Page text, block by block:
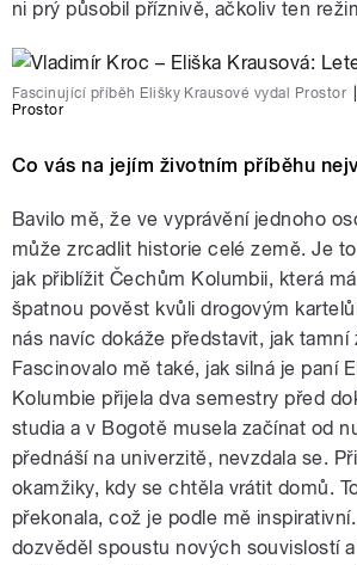
ni prý působil příznivě, ačkoliv ten
Fascinující příběh Elišky Krausové vydal Prostor
Prostor
Co vás na jejím životním příběhu
Bavilo mě, že ve vyprávění jednoho
může zrcadlit historie celé země. Je
jak přiblížit Čechům Kolumbii, která
špatnou pověst kvůli drogovým
nás navíc dokáže představit, jak tamní
Fascinovalo mě také, jak silná je paní
Kolumbie přijela dva semestry před
studia a v Bogotě musela začínat od
přednáší na univerzitě, nevzdala se.
okamžiky, kdy se chtěla vrátit domů.
překonala, což je podle mě
dozvěděl spoustu nových souvislostí